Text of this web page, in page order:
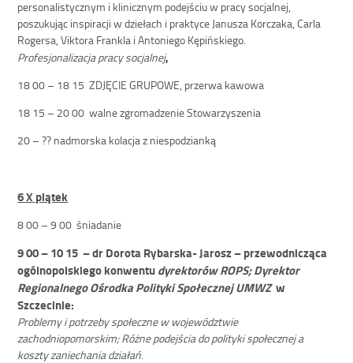
personalistycznym i klinicznym podejściu w pracy socjalnej,
poszukując inspiracji w dziełach i praktyce Janusza Korczaka, Carla
Rogersa, Viktora Frankla i Antoniego Kępińskiego.
Profesjonalizacja pracy socjalnej,
18 00 – 18 15 ZDJĘCIE GRUPOWE, przerwa kawowa
18 15 – 20 00 walne zgromadzenie Stowarzyszenia
20 – ?? nadmorska kolacja z niespodzianką
6 X piątek
8 00 – 9 00 śniadanie
9 00 – 10 15 –dr Dorota Rybarska- Jarosz –przewodnicząca
ogólnopolskiego konwentudyrektorów ROPS;Dyrektor
Regionalnego Ośrodka Polityki Społecznej UMWZw
Szczecinie:
Problemy i potrzeby społeczne w województwie
zachodniopomorskim; Różne podejścia do polityki społecznej a
koszty zaniechania działań